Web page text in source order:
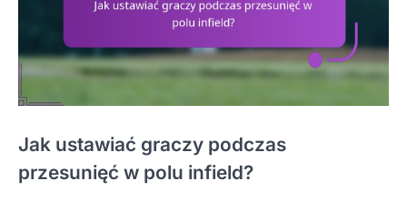
Jak ustawiać graczy podczas
przesunięć w polu infield?